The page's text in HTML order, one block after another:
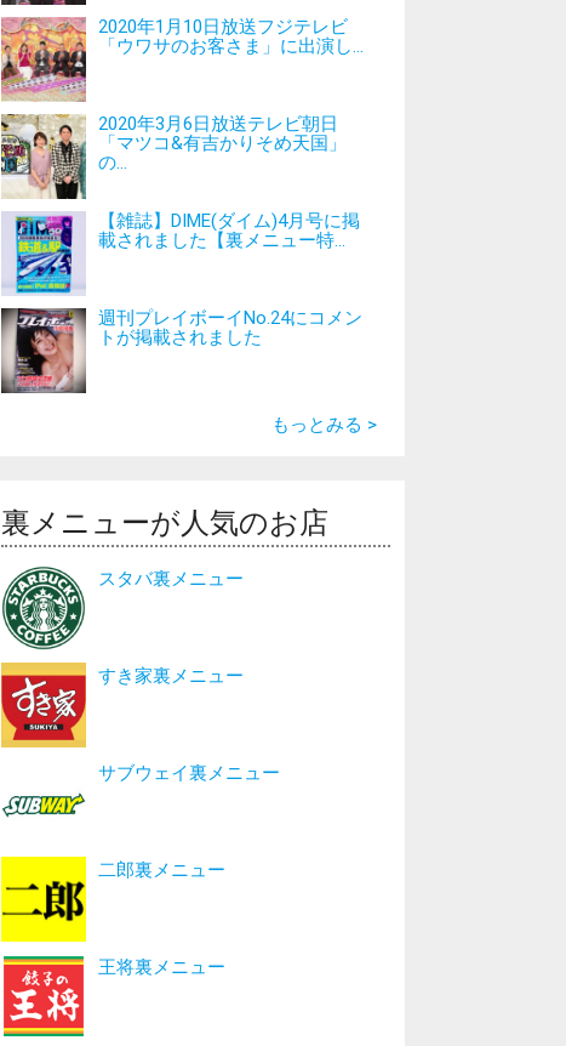
2020年1月10日放送フジテレビ
「ウワサのお客さま」に出演し...
2020年3月6日放送テレビ朝日
「マツコ&有吉かりそめ天国」
の...
【雑誌】DIME(ダイム)4月号に掲
載されました【裏メニュー特...
週刊プレイボーイNo.24にコメン
トが掲載されました
もっとみる >
裏メニューが人気のお店
スタバ裏メニュー
すき家裏メニュー
サブウェイ裏メニュー
二郎裏メニュー
王将裏メニュー